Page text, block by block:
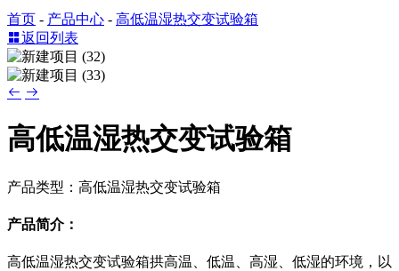
首页 - 产品中心 - 高低温湿热交变试验箱
返回列表
高低温湿热交变试验箱
产品类型：高低温湿热交变试验箱
产品简介：
高低温湿热交变试验箱拱高温、低温、高湿、低湿的环境，以